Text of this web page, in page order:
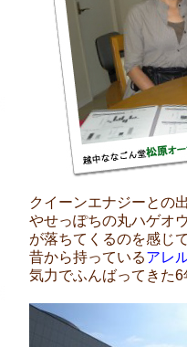
クイーンエナジーとの
やせっぽちの丸ハゲオ
が落ちてくるのを感じ
昔から持っているアレ
気力でふんばってきた